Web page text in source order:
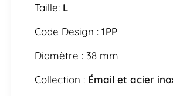
Taille: L
Code Design : 1PP
Diamètre : 38 mm
Collection : Émail et acier